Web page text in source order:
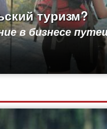
туризм?
в бизнесе